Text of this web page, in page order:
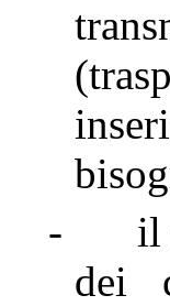
-
il
dei